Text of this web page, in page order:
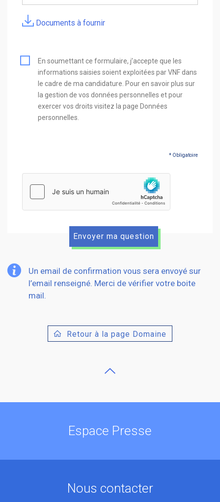
Documents à fournir
En soumettant ce formulaire, j’accepte que les
informations saisies soient exploitées par VNF dans
le cadre de ma candidature. Pour en savoir plus sur
la gestion de vos données personnelles et pour
exercer vos droits visitez la page Données
personnelles.
* Obligatoire
Un email de confirmation vous sera envoyé sur
l’email renseigné. Merci de vérifier votre boite
mail.
Retour à la page Domaine
Espace Presse
Nous contacter